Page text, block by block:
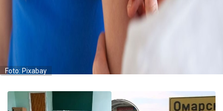
Foto: Pixabay